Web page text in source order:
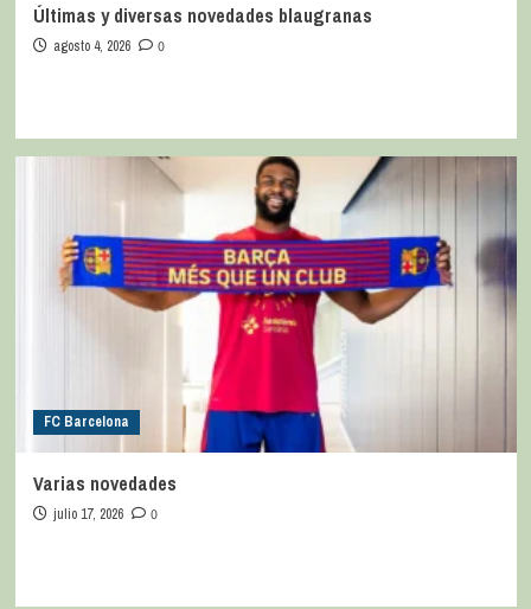
Últimas y diversas novedades blaugranas
agosto 4, 2026 0
FC Barcelona
Varias novedades
julio 17, 2026 0